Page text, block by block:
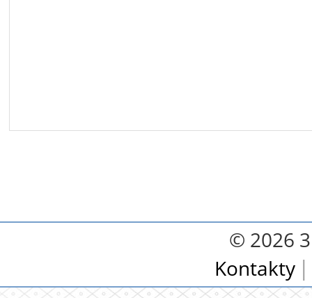
© 2026
Kontakty